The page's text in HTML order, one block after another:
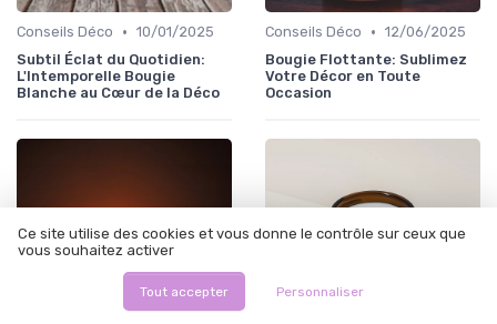
Conseils Déco • 10/01/2025
Subtil Éclat du Quotidien:
L'Intemporelle Bougie
Blanche au Cœur de la Déco
Conseils Déco • 12/06/2025
Bougie Flottante: Sublimez
Votre Décor en Toute
Occasion
Ce site utilise des cookies et vous donne le contrôle sur ceux que
vous souhaitez activer
Tout accepter Personnaliser